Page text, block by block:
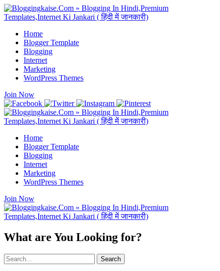
Home
Blogger Template
Blogging
Internet
Marketing
WordPress Themes
Join Now
Home
Blogger Template
Blogging
Internet
Marketing
WordPress Themes
Join Now
What are You Looking for?
Search